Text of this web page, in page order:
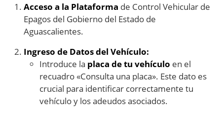
Acceso a la Plataforma de Control Vehicular de
Epagos del Gobierno del Estado de
Aguascalientes.
Ingreso de Datos del Vehículo:
Introduce la placa de tu vehículo en el
recuadro «Consulta una placa». Este dato es
crucial para identificar correctamente tu
vehículo y los adeudos asociados.